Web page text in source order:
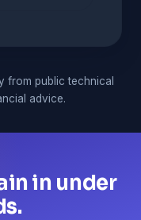
from public technical
advice.
in under